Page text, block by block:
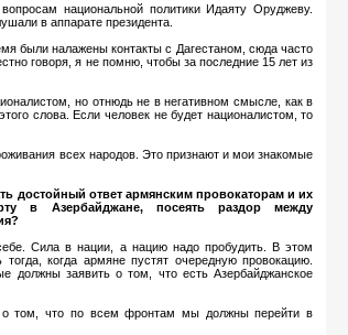
национальной политики Идаяту Оруджеву.
в аппарате президента.
были налажены контакты с Дагестаном, сюда часто
говоря, я не помню, чтобы за последние 15 лет из
но отнюдь не в негативном смысле, как в
слова. Если человек не будет националистом, то
всех народов. Это признают и мои знакомые
достойный ответ армянским провокаторам и их
в Азербайджане, посеять раздор между
Сила в нации, а нацию надо пробудить. В этом
когда армяне пустят очередную провокацию.
заявить о том, что есть Азербайджанское
о том, что по всем фронтам мы должны перейти в